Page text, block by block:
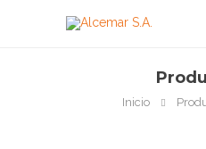
Inicio